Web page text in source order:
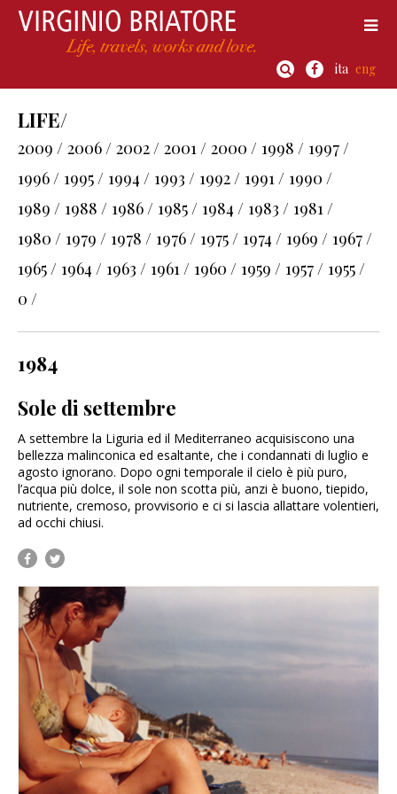
ita eng
LIFE/
2009 / 2006 / 2002 / 2001 / 2000 / 1998 / 1997 /
1996 / 1995 / 1994 / 1993 / 1992 / 1991 / 1990 /
1989 / 1988 / 1986 / 1985 / 1984 / 1983 / 1981 /
1980 / 1979 / 1978 / 1976 / 1975 / 1974 / 1969 / 1967 /
1965 / 1964 / 1963 / 1961 / 1960 / 1959 / 1957 / 1955 /
0 /
1984
Sole di settembre
A settembre la Liguria ed il Mediterraneo acquisiscono una
bellezza malinconica ed esaltante, che i condannati di luglio e
agosto ignorano. Dopo ogni temporale il cielo è più puro,
l’acqua più dolce, il sole non scotta più, anzi è buono, tiepido,
nutriente, cremoso, provvisorio e ci si lascia allattare volentieri,
ad occhi chiusi.